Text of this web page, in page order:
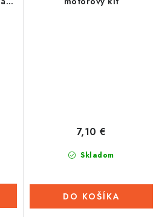
Skladom
7,10 €
DO KOŠÍKA